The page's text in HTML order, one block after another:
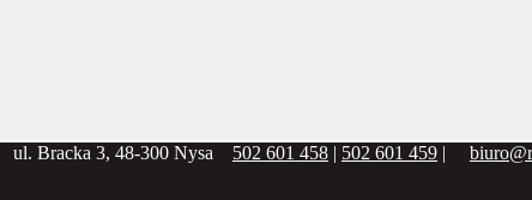
ul. Bracka 3, 48-300 Nysa 502 601 458 | 502 601 459 |